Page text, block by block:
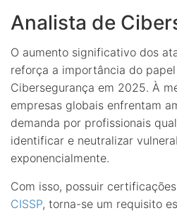
Analista de
O aumento significativo dos
reforça a importância do
Cibersegurança em 2025. À
empresas globais enfrentam
demanda por profissionais
identificar e neutralizar
exponencialmente.
Com isso, possuir
CISSP, torna-se um requisito